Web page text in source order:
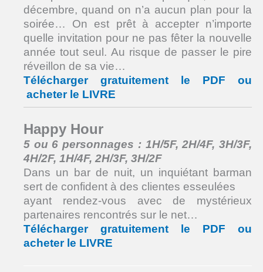
décembre, quand on n’a aucun plan pour la
soirée… On est prêt à accepter n’importe
quelle invitation pour ne pas fêter la nouvelle
année tout seul. Au risque de passer le pire
réveillon de sa vie…
Télécharger gratuitement le PDF ou
acheter le LIVRE
Happy Hour
5 ou 6 personnages : 1H/5F, 2H/4F, 3H/3F,
4H/2F, 1H/4F, 2H/3F, 3H/2F
Dans un bar de nuit, un inquiétant barman
sert de confident à des clientes esseulées
ayant rendez-vous avec de mystérieux
partenaires rencontrés sur le net…
Télécharger gratuitement le PDF ou
acheter le LIVRE